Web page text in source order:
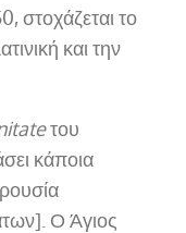
στοχάζεται το
και την
του
κάποια
Ο Άγιος